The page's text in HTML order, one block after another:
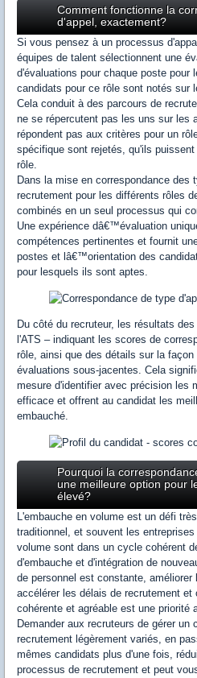
Comment fonctionne la
d'appel, exactement?
Si vous pensez à un processus
équipes de talent sélectionnent une
d'évaluations pour chaque poste pour
candidats pour ce rôle sont notés sur
Cela conduit à des parcours de
ne se répercutent pas les uns sur les
répondent pas aux critères pour un
spécifique sont rejetés, qu'ils
rôle.
Dans la mise en correspondance des
recrutement pour les différents rôles
combinés en un seul processus qui
Une expérience dâ€™évaluation
compétences pertinentes et fournit
postes et lâ€™orientation des
pour lesquels ils sont aptes.
Du côté du recruteur, les résultats
l'ATS – indiquant les scores de
rôle, ainsi que des détails sur la
évaluations sous-jacentes. Cela
mesure d'identifier avec précision les
efficace et offrent au candidat les
embauché.
Pourquoi la
une meilleure option pour
élevé?
L'embauche en volume est un défi
traditionnel, et souvent les
volume sont dans un cycle cohérent
d'embauche et d'intégration de
de personnel est constante,
accélérer les délais de recrutement et
cohérente et agréable est une priorité
Demander aux recruteurs de gérer
recrutement légèrement variés, en
mêmes candidats plus d'une fois,
processus de recrutement et peut